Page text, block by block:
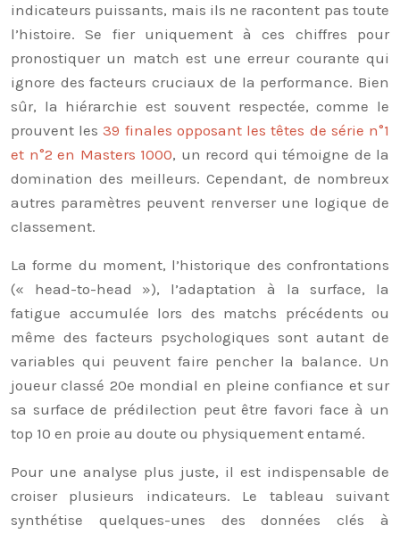
indicateurs puissants, mais ils ne racontent pas toute
l’histoire. Se fier uniquement à ces chiffres pour
pronostiquer un match est une erreur courante qui
ignore des facteurs cruciaux de la performance. Bien
sûr, la hiérarchie est souvent respectée, comme le
prouvent les39 finales opposant les têtes de série n°1
et n°2 en Masters 1000, un record qui témoigne de la
domination des meilleurs. Cependant, de nombreux
autres paramètres peuvent renverser une logique de
classement.
La forme du moment, l’historique des confrontations
(« head-to-head »), l’adaptation à la surface, la
fatigue accumulée lors des matchs précédents ou
même des facteurs psychologiques sont autant de
variables qui peuvent faire pencher la balance. Un
joueur classé 20e mondial en pleine confiance et sur
sa surface de prédilection peut être favori face à un
top 10 en proie au doute ou physiquement entamé.
Pour une analyse plus juste, il est indispensable de
croiser plusieurs indicateurs. Le tableau suivant
synthétise quelques-unes des données clés à